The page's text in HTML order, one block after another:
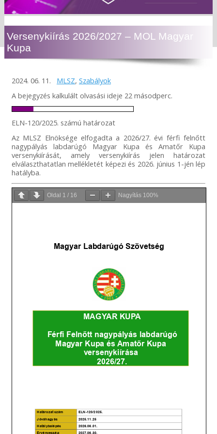
Versenykiírás 2026/2027 – MOL Magyar
Kupa
2024. 06. 11. MLSZ, Szabályok
A bejegyzés kalkulált olvasási ideje 22 másodperc.
ELN-120/2025. számú határozat
Az MLSZ Elnöksége elfogadta a 2026/27. évi férfi felnőtt
nagypályás labdarúgó Magyar Kupa és Amatőr Kupa
versenykiírását, amely versenykiírás jelen határozat
elválaszthatatlan mellékletét képezi és 2026. június 1-jén lép
hatályba.
Oldal 1 / 16 Nagyítás 100%